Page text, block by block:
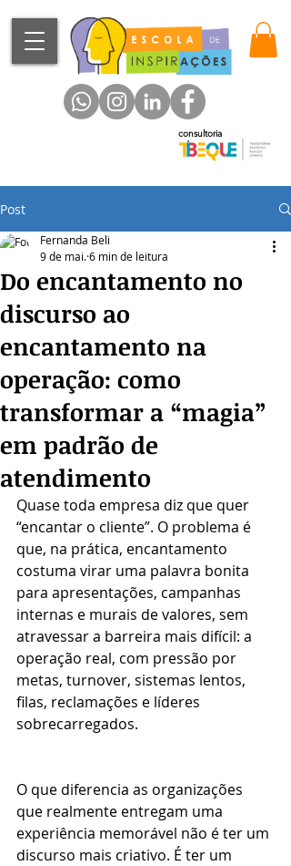
consultoria
Post
Do encantamento no
discurso ao
encantamento na
operação: como
transformar a “magia”
em padrão de
atendimento
Fernanda Beli
9 de mai.6 min de leitura
Quase toda empresa diz que quer
“encantar o cliente”. O problema é
que, na prática, encantamento
costuma virar uma palavra bonita
para apresentações, campanhas
internas e murais de valores, sem
atravessar a barreira mais difícil: a
operação real, com pressão por
metas, turnover, sistemas lentos,
filas, reclamações e líderes
sobrecarregados.
O que diferencia as organizações
que realmente entregam uma
experiência memorável não é ter um
discurso mais criativo. É ter um